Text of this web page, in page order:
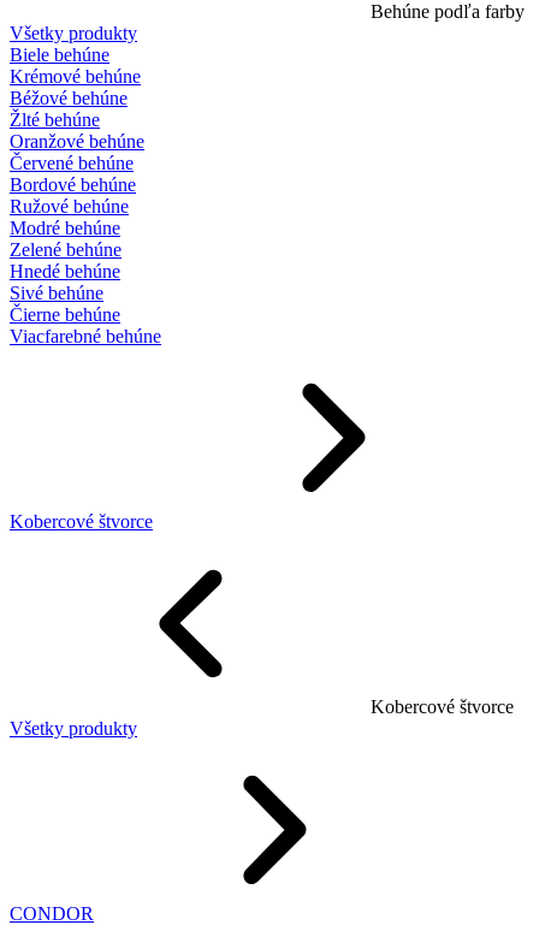
Behúne podľa farby
Všetky produkty
Biele behúne
Krémové behúne
Béžové behúne
Žlté behúne
Oranžové behúne
Červené behúne
Bordové behúne
Ružové behúne
Modré behúne
Zelené behúne
Hnedé behúne
Sivé behúne
Čierne behúne
Viacfarebné behúne
Kobercové štvorce
Kobercové štvorce
Všetky produkty
CONDOR